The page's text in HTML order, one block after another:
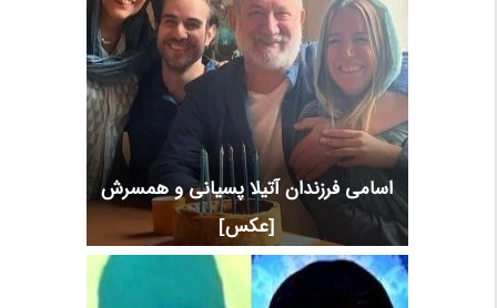
اسامی فرزندان آتیلا پسیانی و همسرش
[عکس]